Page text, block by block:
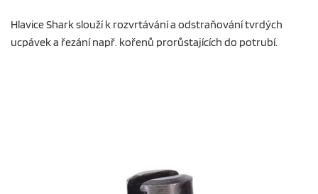
Hlavice Shark slouží k rozvrtávání a odstraňování tvrdých
ucpávek a řezání např. kořenů prorůstajících do potrubí.